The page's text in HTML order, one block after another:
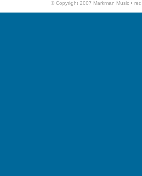
© Copyright 2007 Markman Music •